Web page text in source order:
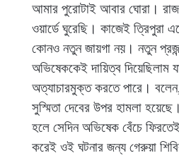
আমার পুরোটাই আবার ঘোরা।
ওয়ার্ডে ঘুরেছি। কাজেই ত্রিপুরা
কোনও নতুন জায়গা নয়। নতুন
অভিষেককেই দায়িত্ব দিয়েছিলাম
অত্যাচারমুক্ত করতে পারে।
সুস্মিতা দেবের উপর হামলা
হলে সেদিন অভিষেক বেঁচে
করেই ওই ঘটনার জন্য গেরুয়া